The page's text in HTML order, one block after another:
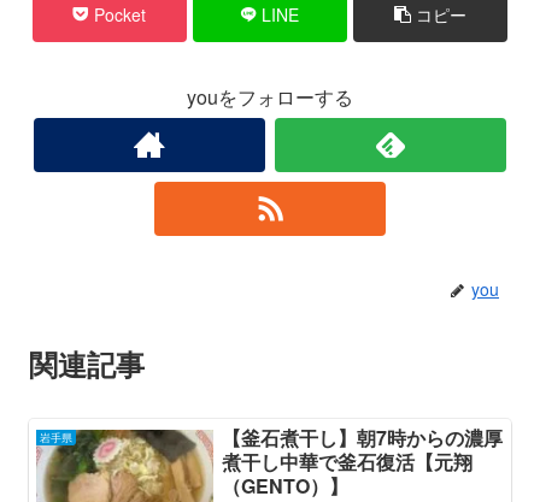
Pocket LINE コピー
youをフォローする
you
関連記事
岩手県
【釜石煮干し】朝7時からの濃厚
煮干し中華で釜石復活【元翔
（GENTO）】